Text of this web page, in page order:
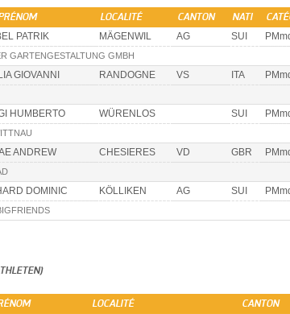
LOCALITÉ CANTON NATI
PATRIK MÄGENWIL AG SUI
GARTENGESTALTUNG GMBH
GIOVANNI RANDOGNE VS ITA
HUMBERTO WÜRENLOS SUI
ANDREW CHESIERES VD GBR
DOMINIC KÖLLIKEN AG SUI
LOCALITÉ CANTON